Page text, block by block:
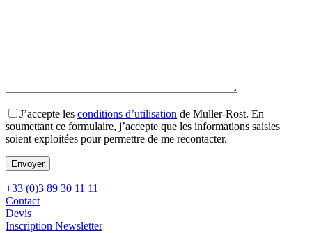
J’accepte les conditions d’utilisation de Muller-Rost. En
soumettant ce formulaire, j’accepte que les informations saisies
soient exploitées pour permettre de me recontacter.
+33 (0)3 89 30 11 11
Contact
Devis
Inscription Newsletter